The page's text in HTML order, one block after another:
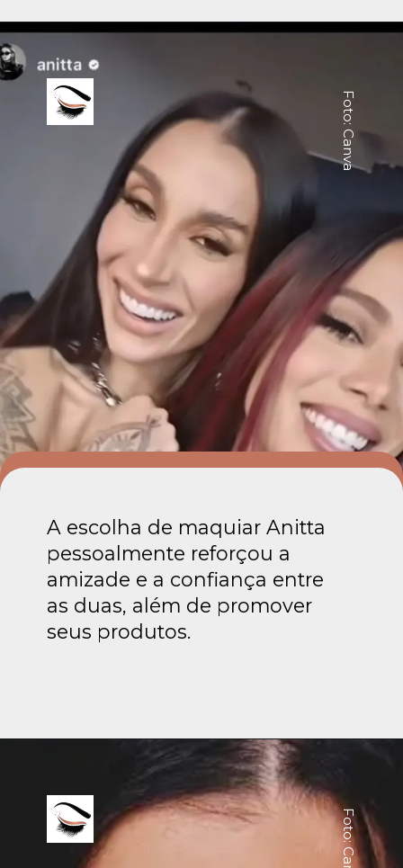
A escolha de maquiar Anitta
pessoalmente reforçou a
amizade e a confiança entre
as duas, além de promover
seus produtos.
Foto: Canva
Foto: Canva